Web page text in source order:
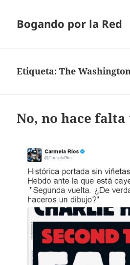
Bogando por la Red
Etiqueta:The
No, no hace